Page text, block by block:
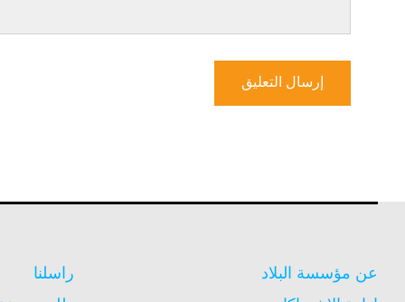
عن مؤسسة البلاد
راسلنا